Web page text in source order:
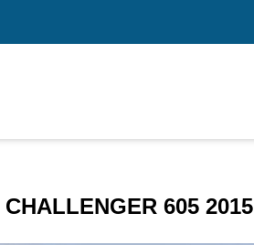
605 2015